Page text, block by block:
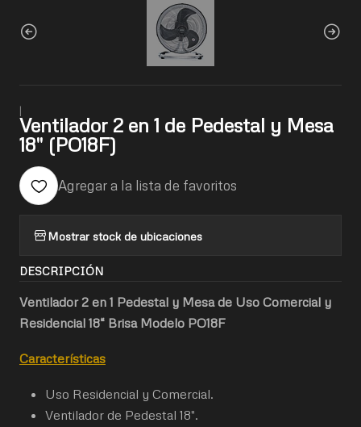
|
Ventilador 2 en 1 de Pedestal y Mesa
18" (PO18F)
Agregar a la lista de favoritos
Mostrar stock de ubicaciones
DESCRIPCIÓN
Ventilador 2 en 1 Pedestal y Mesa de Uso Comercial y
Residencial 18“ Brisa Modelo PO18F
Características
Uso Residencial y Comercial.
Ventilador de Pedestal 18″.